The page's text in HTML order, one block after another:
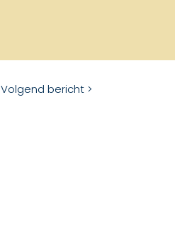
Volgend bericht >